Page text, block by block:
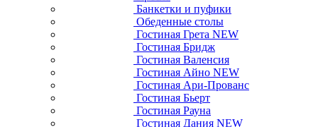
Банкетки и пуфики
Обеденные столы
Гостиная Грета NEW
Гостиная Бридж
Гостиная Валенсия
Гостиная Айно NEW
Гостиная Ари-Прованс
Гостиная Бьерт
Гостиная Рауна
Гостиная Дания NEW